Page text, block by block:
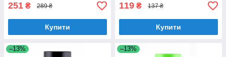
251 ₴ 289 ₴
Купити
119 ₴ 137 ₴
Купити
–13% –13%